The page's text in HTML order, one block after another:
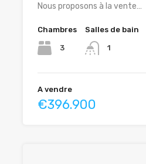
Nous proposons à la vente…
Chambres
3
Salles de bain
1
A vendre
€396.900